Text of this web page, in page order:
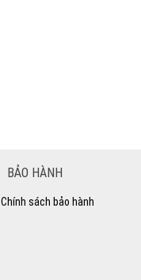
BẢO HÀNH
Chính sách bảo hành